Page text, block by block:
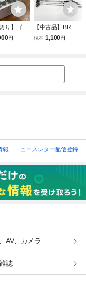
り】ゴル
まとめ
円
【中古品】BRIDG
ESTONE ゴルフク
現在 1,100円
報 ニュースレター配信登録
AV、カメラ
誌